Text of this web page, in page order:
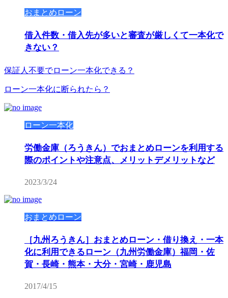
おまとめローン
借入件数・借入先が多いと審査が厳しくて一本化で
きない？
保証人不要でローン一本化できる？
ローン一本化に断られたら？
ローン一本化
労働金庫（ろうきん）でおまとめローンを利用する
際のポイントや注意点、メリットデメリットなど
2023/3/24
おまとめローン
［九州ろうきん］おまとめローン・借り換え・一本
化に利用できるローン（九州労働金庫）福岡・佐
賀・長崎・熊本・大分・宮崎・鹿児島
2017/4/15